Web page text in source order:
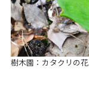
樹木園：カタクリの花